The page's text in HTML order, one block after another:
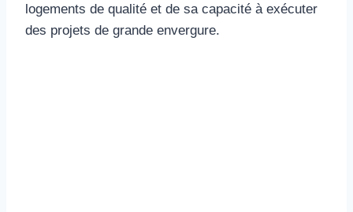
logements de qualité et de sa capacité à exécuter
des projets de grande envergure.